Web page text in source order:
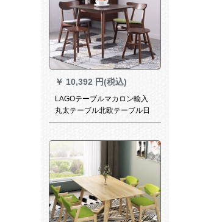
￥ 10,392 円(税込)
LAGOテーブルマカロン輸入
丸太テーブル北欧テーブル日
本式コーヒーテーブル商談テ
理台家具純木方テーブル/コー
ヒーテーブル【0.8*0.8*0.74】